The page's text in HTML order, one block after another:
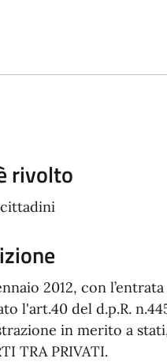
rivolto
2012, con
l'art.40 del d.p.R.
in merito a
TRA PRIVATI.